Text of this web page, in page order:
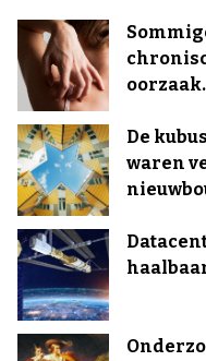
De
waren